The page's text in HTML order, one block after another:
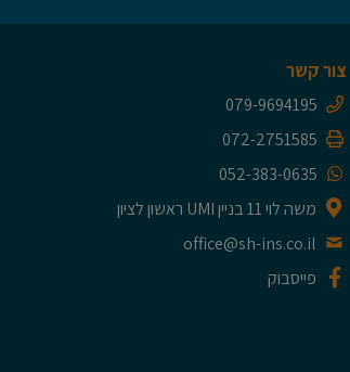
צור קשר
079-9694195
072-2751585
052-383-0635
משה לוי 11 בניין UMI ראשון לציון
office@sh-ins.co.il
פייסבוק